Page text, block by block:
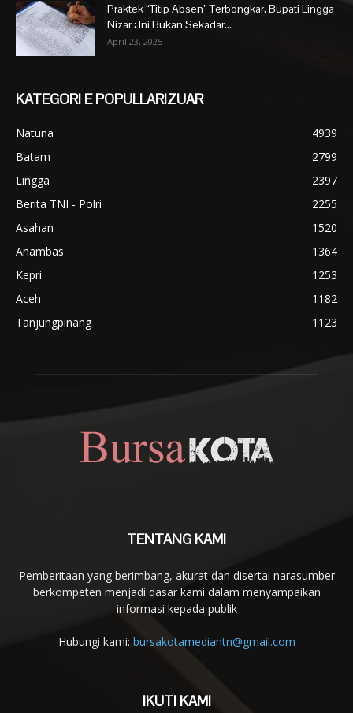
Praktek “Titip Absen” Terbongkar, Bupati Lingga
Nizar : Ini Bukan Sekadar...
April 23, 2025
KATEGORI E POPULLARIZUAR
Natuna
4939
Batam
2799
Lingga
2397
Berita TNI - Polri
2255
Asahan
1520
Anambas
1364
Kepri
1253
Aceh
1182
Tanjungpinang
1123
TENTANG KAMI
Pemberitaan yang berimbang, akurat dan disertai narasumber
berkompeten menjadi dasar kami dalam menyampaikan
informasi kepada publik
Hubungi kami: bursakotamediantn@gmail.com
IKUTI KAMI